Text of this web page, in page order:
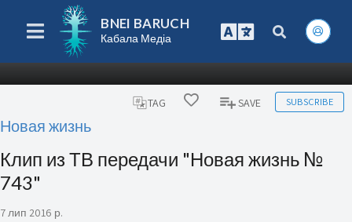
BNEI BARUCH
Кабала Медіа
TAG SAVE SUBSCRIBE
Новая жизнь
Клип из ТВ передачи "Новая жизнь №
743"
7 лип 2016 р.